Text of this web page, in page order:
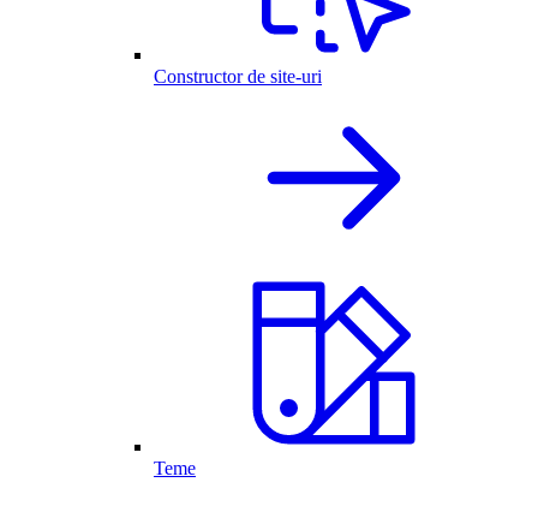
Constructor de site-uri
Teme